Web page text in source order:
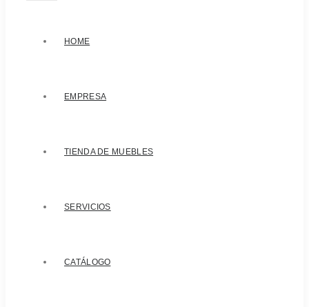
HOME
EMPRESA
TIENDA DE MUEBLES
SERVICIOS
CATÁLOGO